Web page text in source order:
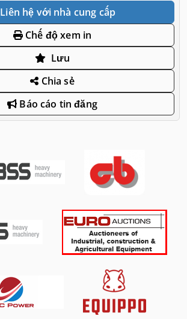
Liên hệ với nhà cung cấp
Chế độ xem in
Lưu
Chia sẻ
Báo cáo tin đăng